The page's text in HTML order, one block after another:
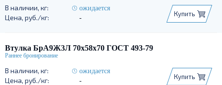
ожидается
-
Купить
Втулка БрА9Ж3Л 70х58х70 ГОСТ 493-79
ожидается
-
Купить